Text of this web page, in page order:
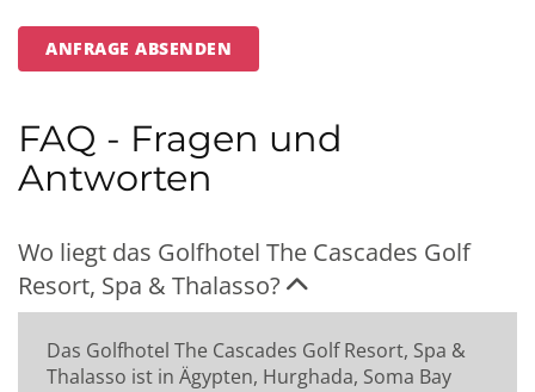
ANFRAGE ABSENDEN
FAQ - Fragen und
Antworten
Wo liegt das Golfhotel The Cascades Golf
Resort, Spa & Thalasso?
Das Golfhotel The Cascades Golf Resort, Spa &
Thalasso ist in Ägypten, Hurghada, Soma Bay